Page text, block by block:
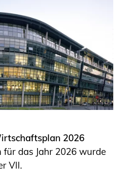
2026
das Jahr 2026 wurde
VII.